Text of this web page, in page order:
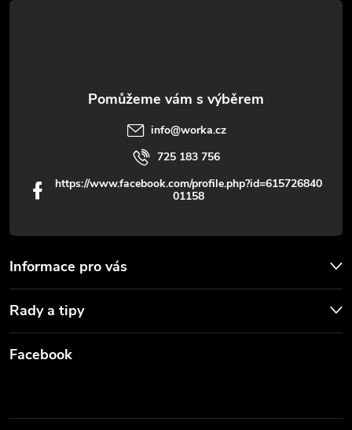
Informace pro vás
Rady a tipy
info@worka.cz
725 183 756
https://www.facebook.com/profile.php?id=615726840
01158
Facebook